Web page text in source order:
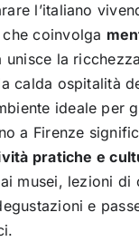
l’italiano
che coinvolga
unisce la
calda ospitalità
ideale per
a Firenze
pratiche e
musei, lezioni di
e